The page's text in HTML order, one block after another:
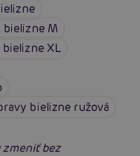
bielizne M
XL
bielizne ružová
zmeniť bez